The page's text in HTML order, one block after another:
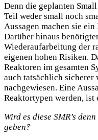
Denn die geplanten
Teil weder small noch
Aussagen machen sie
Darüber hinaus
Wiederaufarbeitung der
eigenen hohen Risiken.
Reaktoren im gesamten
auch tatsächlich sicherer
nachgewiesen. Eine
Reaktortypen werden, ist
Wird es diese SMR’s
geben?